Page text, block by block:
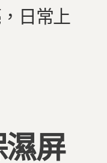
日常上
屏